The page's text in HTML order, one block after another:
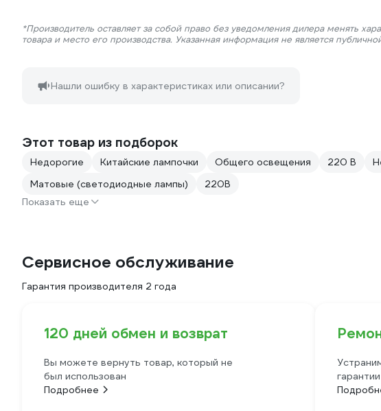
*Производитель оставляет за собой право без уведомления дилера менять
товара и место его производства. Указанная информация не является
Нашли ошибку в характеристиках или описании?
Этот товар из подборок
Недорогие Китайские лампочки Общего освещения 220 В
Матовые (светодиодные лампы)
220В
Показать еще
Сервисное обслуживание
Гарантия производителя 2 года
120 дней обмен и возврат
Вы можете вернуть товар, который не
был использован
Подробнее